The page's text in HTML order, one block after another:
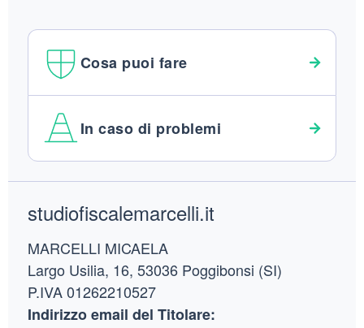
Cosa puoi fare
In caso di problemi
studiofiscalemarcelli.it
MARCELLI MICAELA
Largo Usilia, 16, 53036 Poggibonsi (SI)
P.IVA 01262210527
Indirizzo email del Titolare: